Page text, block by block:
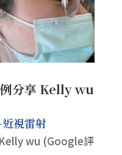
分享 Kelly wu
視雷射
wu (Google評